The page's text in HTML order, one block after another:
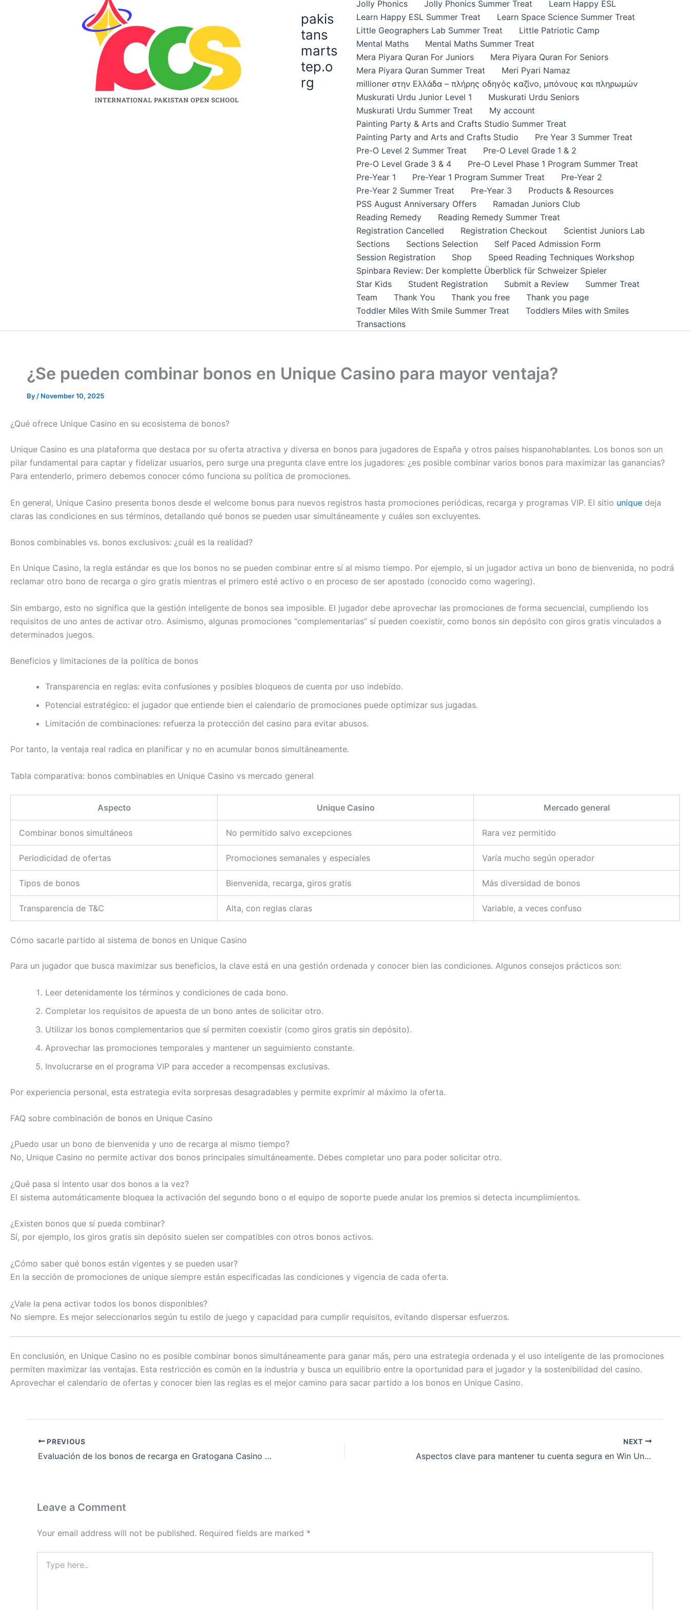
pakis
tans
marts
tep.o
rg
Jolly Phonics
Jolly Phonics Summer Treat
Learn Happy ESL
Learn Happy ESL Summer Treat
Learn Space Science Summer Treat
Little Geographers Lab Summer Treat
Little Patriotic Camp
Mental Maths
Mental Maths Summer Treat
Mera Piyara Quran For Juniors
Mera Piyara Quran For Seniors
Mera Piyara Quran Summer Treat
Meri Pyari Namaz
millioner στην Ελλάδα – πλήρης οδηγός καζίνο, μπόνους και πληρωμών
Muskurati Urdu Junior Level 1
Muskurati Urdu Seniors
Muskurati Urdu Summer Treat
My account
Painting Party & Arts and Crafts Studio Summer Treat
Painting Party and Arts and Crafts Studio
Pre Year 3 Summer Treat
Pre-O Level 2 Summer Treat
Pre-O Level Grade 1 & 2
Pre-O Level Grade 3 & 4
Pre-O Level Phase 1 Program Summer Treat
Pre-Year 1
Pre-Year 1 Program Summer Treat
Pre-Year 2
Pre-Year 2 Summer Treat
Pre-Year 3
Products & Resources
PSS August Anniversary Offers
Ramadan Juniors Club
Reading Remedy
Reading Remedy Summer Treat
Registration Cancelled
Registration Checkout
Scientist Juniors Lab
Sections
Sections Selection
Self Paced Admission Form
Session Registration
Shop
Speed Reading Techniques Workshop
Spinbara Review: Der komplette Überblick für Schweizer Spieler
Star Kids
Student Registration Submit a Review
Summer Treat
Team
Thank You Thank you free
Thank you page
Toddler Miles With Smile Summer Treat
Toddlers Miles with Smiles
Transactions
¿Se pueden combinar bonos en Unique Casino para mayor ventaja?
By / November 10, 2025
¿Qué ofrece Unique Casino en su ecosistema de bonos?
Unique Casino es una plataforma que destaca por su oferta atractiva y diversa en bonos para jugadores de España y otros países hispanohablantes. Los bonos son un
pilar fundamental para captar y fidelizar usuarios, pero surge una pregunta clave entre los jugadores: ¿es posible combinar varios bonos para maximizar las ganancias?
Para entenderlo, primero debemos conocer cómo funciona su política de promociones.
En general, Unique Casino presenta bonos desde el welcome bonus para nuevos registros hasta promociones periódicas, recarga y programas VIP. El sitio unique deja
claras las condiciones en sus términos, detallando qué bonos se pueden usar simultáneamente y cuáles son excluyentes.
Bonos combinables vs. bonos exclusivos: ¿cuál es la realidad?
En Unique Casino, la regla estándar es que los bonos no se pueden combinar entre sí al mismo tiempo. Por ejemplo, si un jugador activa un bono de bienvenida, no podrá
reclamar otro bono de recarga o giro gratis mientras el primero esté activo o en proceso de ser apostado (conocido como wagering).
Sin embargo, esto no significa que la gestión inteligente de bonos sea imposible. El jugador debe aprovechar las promociones de forma secuencial, cumpliendo los
requisitos de uno antes de activar otro. Asimismo, algunas promociones “complementarias” sí pueden coexistir, como bonos sin depósito con giros gratis vinculados a
determinados juegos.
Beneficios y limitaciones de la política de bonos
Transparencia en reglas: evita confusiones y posibles bloqueos de cuenta por uso indebido.
Potencial estratégico: el jugador que entiende bien el calendario de promociones puede optimizar sus jugadas.
Limitación de combinaciones: refuerza la protección del casino para evitar abusos.
Por tanto, la ventaja real radica en planificar y no en acumular bonos simultáneamente.
Tabla comparativa: bonos combinables en Unique Casino vs mercado general
Aspecto Unique Casino Mercado general
Combinar bonos simultáneos No permitido salvo excepciones Rara vez permitido
Periodicidad de ofertas Promociones semanales y especiales Varía mucho según operador
Tipos de bonos Bienvenida, recarga, giros gratis Más diversidad de bonos
Transparencia de T&C Alta, con reglas claras Variable, a veces confuso
Cómo sacarle partido al sistema de bonos en Unique Casino
Para un jugador que busca maximizar sus beneficios, la clave está en una gestión ordenada y conocer bien las condiciones. Algunos consejos prácticos son:
Leer detenidamente los términos y condiciones de cada bono.
Completar los requisitos de apuesta de un bono antes de solicitar otro.
Utilizar los bonos complementarios que sí permiten coexistir (como giros gratis sin depósito).
Aprovechar las promociones temporales y mantener un seguimiento constante.
Involucrarse en el programa VIP para acceder a recompensas exclusivas.
Por experiencia personal, esta estrategia evita sorpresas desagradables y permite exprimir al máximo la oferta.
FAQ sobre combinación de bonos en Unique Casino
¿Puedo usar un bono de bienvenida y uno de recarga al mismo tiempo?
No, Unique Casino no permite activar dos bonos principales simultáneamente. Debes completar uno para poder solicitar otro.
¿Qué pasa si intento usar dos bonos a la vez?
El sistema automáticamente bloquea la activación del segundo bono o el equipo de soporte puede anular los premios si detecta incumplimientos.
¿Existen bonos que sí pueda combinar?
Sí, por ejemplo, los giros gratis sin depósito suelen ser compatibles con otros bonos activos.
¿Cómo saber qué bonos están vigentes y se pueden usar?
En la sección de promociones de unique siempre están especificadas las condiciones y vigencia de cada oferta.
¿Vale la pena activar todos los bonos disponibles?
No siempre. Es mejor seleccionarlos según tu estilo de juego y capacidad para cumplir requisitos, evitando dispersar esfuerzos.
En conclusión, en Unique Casino no es posible combinar bonos simultáneamente para ganar más, pero una estrategia ordenada y el uso inteligente de las promociones
permiten maximizar las ventajas. Esta restricción es común en la industria y busca un equilibrio entre la oportunidad para el jugador y la sostenibilidad del casino.
Aprovechar el calendario de ofertas y conocer bien las reglas es el mejor camino para sacar partido a los bonos en Unique Casino.
PREVIOUS
Evaluación de los bonos de recarga en Gratogana Casino para jugadores habituales
NEXT
Aspectos clave para mantener tu cuenta segura en Win Unique Casino siempre
Leave a Comment
Your email address will not be published. Required fields are marked *
here..